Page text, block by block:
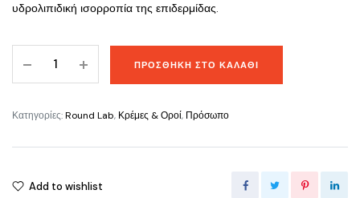
υδρολιπιδική ισορροπία της επιδερμίδας.
Lab
Deep
Firming
(30ml)
ΠΡΟΣΘΉΚΗ ΣΤΟ ΚΑΛΆΘΙ
Κατηγορίες:Round Lab, Κρέμες & Οροί, Πρόσωπο
Add to wishlist